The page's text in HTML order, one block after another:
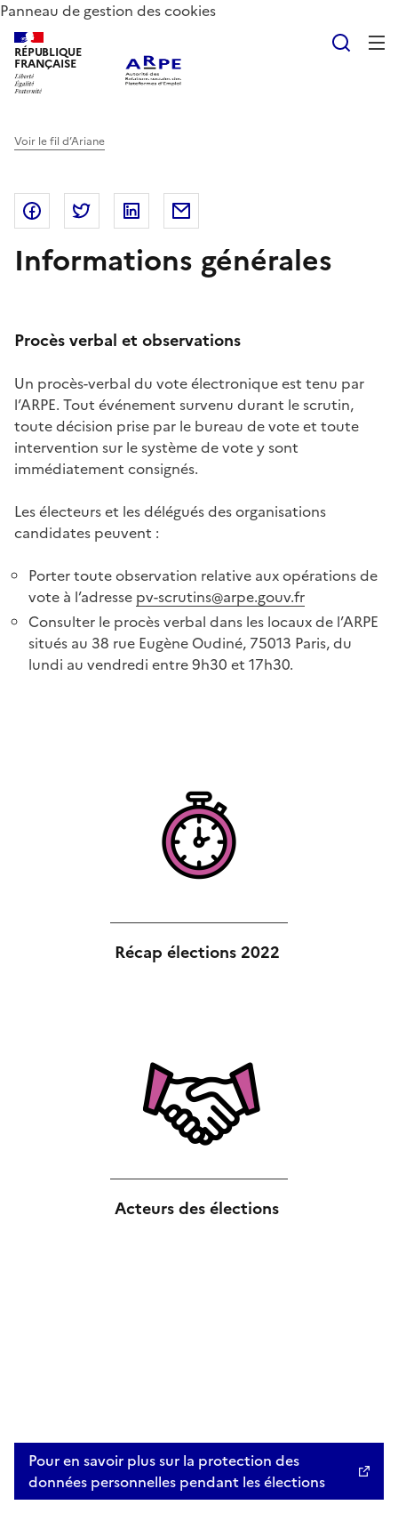
Panneau de gestion des cookies
RÉPUBLIQUE
FRANÇAISE
Voir le fil d’Ariane
Partager sur Facebook
Partager sur Twitter
Partager sur LinkedIn
Informations générales
Procès verbal et observations
Un procès-verbal du vote électronique est tenu par
l’ARPE. Tout événement survenu durant le scrutin,
toute décision prise par le bureau de vote et toute
intervention sur le système de vote y sont
immédiatement consignés.
Les électeurs et les délégués des organisations
candidates peuvent :
Porter toute observation relative aux opérations de
vote à l’adresse pv-scrutins@arpe.gouv.fr
Consulter le procès verbal dans les locaux de l’ARPE
situés au 38 rue Eugène Oudiné, 75013 Paris, du
lundi au vendredi entre 9h30 et 17h30.
Récap élections 2022
Acteurs des élections
Pour en savoir plus sur la protection des
données personnelles pendant les élections